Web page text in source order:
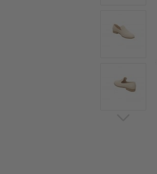
Jagdschuhe
Gummistiefel
Zwiegenähte